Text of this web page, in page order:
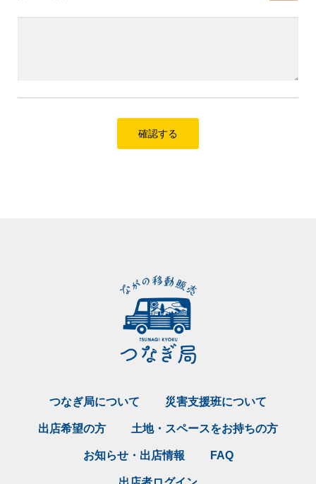
つなぎ局について 災害支援班について
出店希望の方 土地・スペースをお持ちの方
お知らせ・出店情報 FAQ